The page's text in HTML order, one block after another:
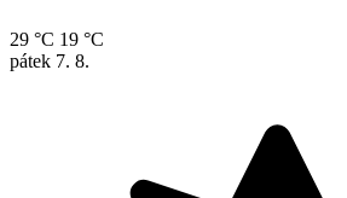
29 °C 19 °C
pátek 7. 8.